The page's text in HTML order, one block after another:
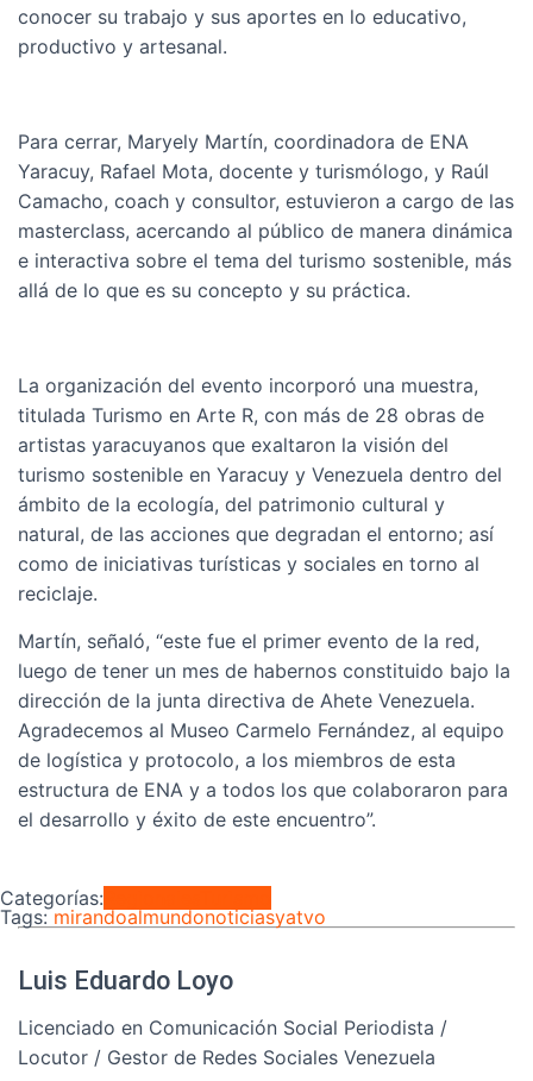
conocer su trabajo y sus aportes en lo educativo,
productivo y artesanal.
Para cerrar, Maryely Martín, coordinadora de ENA
Yaracuy, Rafael Mota, docente y turismólogo, y Raúl
Camacho, coach y consultor, estuvieron a cargo de las
masterclass, acercando al público de manera dinámica
e interactiva sobre el tema del turismo sostenible, más
allá de lo que es su concepto y su práctica.
La organización del evento incorporó una muestra,
titulada Turismo en Arte R, con más de 28 obras de
artistas yaracuyanos que exaltaron la visión del
turismo sostenible en Yaracuy y Venezuela dentro del
ámbito de la ecología, del patrimonio cultural y
natural, de las acciones que degradan el entorno; así
como de iniciativas turísticas y sociales en torno al
reciclaje.
Martín, señaló, “este fue el primer evento de la red,
luego de tener un mes de habernos constituido bajo la
dirección de la junta directiva de Ahete Venezuela.
Agradecemos al Museo Carmelo Fernández, al equipo
de logística y protocolo, a los miembros de esta
estructura de ENA y a todos los que colaboraron para
el desarrollo y éxito de este encuentro”.
Categorías:
Tags:mirandoalmundonoticiasyatvo
Luis Eduardo Loyo
Licenciado en Comunicación Social Periodista /
Locutor / Gestor de Redes Sociales Venezuela